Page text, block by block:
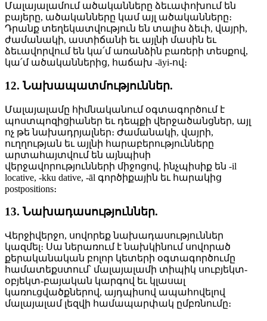
Մալայալամում ածականները ձեւափոխում են
բայերը, ածականները կամ այլ ածականները։
Դրանք տեղեկատվություն են տալիս ձեւի, վայրի,
ժամանակի, աստիճանի եւ այլնի մասին եւ
ձեւավորվում են կա՛մ առանձին բառերի տեսքով,
կա՛մ ածականներից, հաճախ -āyi-ով։
12. Նախապատմություններ.
Մալայալամը հիմնականում օգտագործում է
պոստպոզիցիաներ եւ դեպքի վերջածանցներ, այլ
ոչ թե նախադրյալներ։ Ժամանակի, վայրի,
ուղղության եւ այլնի հարաբերությունները
արտահայտվում են այնպիսի
վերջավորությունների միջոցով, ինչպիսիք են -il
locative, -kku dative, -āl գործիքային եւ հարակից
postpositions։
13. Նախադասություններ.
Վերջիվերջո, սովորեք նախադասություններ
կազմել։ Սա ներառում է նախկինում սովորած
քերականական բոլոր կետերի օգտագործումը
համատեքստում՝ մալայալամի տիպիկ սուբյեկտ-
օբյեկտ-բայական կարգով եւ կլասալ
կառուցվածքներով, այդպիսով ապահովելով
մալայալամ լեզվի համապարփակ ըմբռնումը։